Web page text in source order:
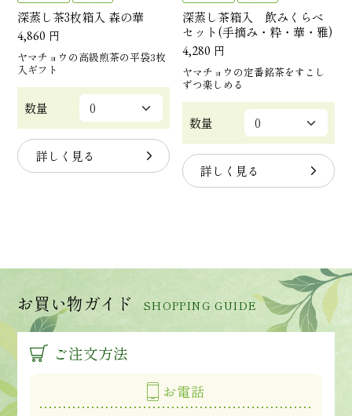
深蒸し茶3枚箱入 森の華
4,860 円
ヤマチョウの高級煎茶の平袋3枚
入ギフト
数量
詳しく見る
深蒸し茶箱入 飲みくらべ
セット(手摘み・粋・華・雅)
4,280 円
ヤマチョウの定番銘茶をすこし
ずつ楽しめる
数量
詳しく見る
お買い物ガイド SHOPPING GUIDE
ご注文方法
お電話